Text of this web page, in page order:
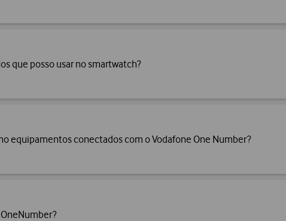
que posso usar no smartwatch?
equipamentos conectados com o Vodafone One Number?